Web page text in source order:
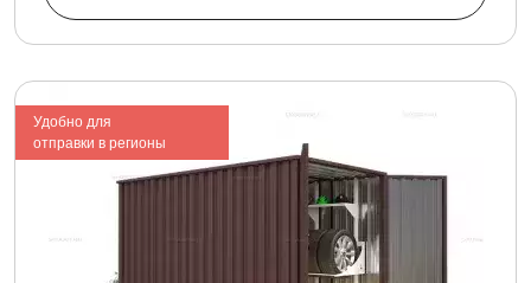
Удобно для
отправки в регионы